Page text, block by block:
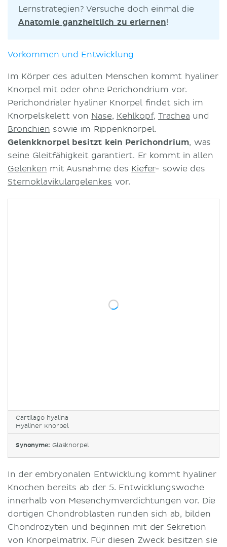
Lernstrategien? Versuche doch einmal die
Anatomie ganzheitlich zu erlernen!
Vorkommen und Entwicklung
Im Körper des adulten Menschen kommt hyaliner
Knorpel mit oder ohne Perichondrium vor.
Perichondrialer hyaliner Knorpel findet sich im
Knorpelskelett von Nase, Kehlkopf, Trachea und
Bronchien sowie im Rippenknorpel.
Gelenkknorpel besitzt kein Perichondrium, was
seine Gleitfähigkeit garantiert. Er kommt in allen
Gelenken mit Ausnahme des Kiefer- sowie des
Sternoklavikulargelenkes vor.
Cartilago hyalina
Hyaliner Knorpel
Synonyme: Glasknorpel
In der embryonalen Entwicklung kommt hyaliner
Knochen bereits ab der 5. Entwicklungswoche
innerhalb von Mesenchymverdichtungen vor. Die
dortigen Chondroblasten runden sich ab, bilden
Chondrozyten und beginnen mit der Sekretion
von Knorpelmatrix. Für diesen Zweck besitzen sie